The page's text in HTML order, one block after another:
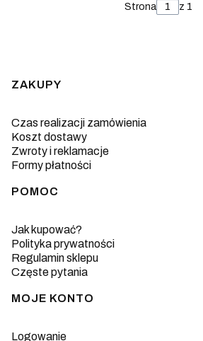
Strona z 1
Linki w stopce
ZAKUPY
Czas realizacji zamówienia
Koszt dostawy
Zwroty i reklamacje
Formy płatności
POMOC
Jak kupować?
Polityka prywatności
Regulamin sklepu
Częste pytania
MOJE KONTO
Logowanie